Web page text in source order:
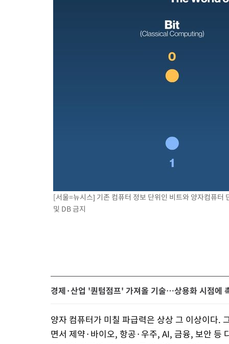
[서울=뉴시스] 기존 컴퓨터 정보 단위인 비트와 양자컴퓨
및 DB 금지
경제·산업 '퀀텀점프' 가져올 기술…상용화 시점에
양자 컴퓨터가 미칠 파급력은 상상 그 이상이다.
면서 제약·바이오, 항공·우주, AI, 금융, 보안 등